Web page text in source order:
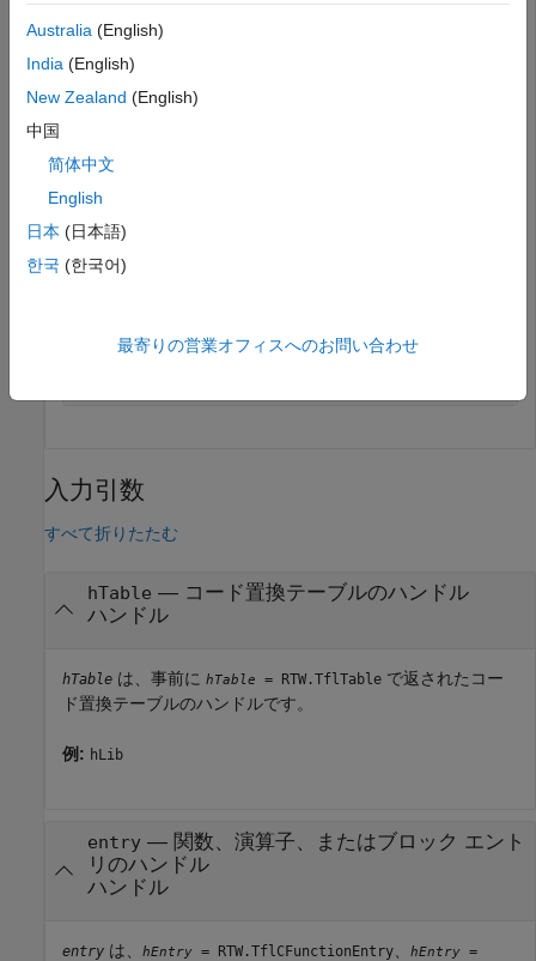
'RoundingModes'
'ImplementationName'
'ImplementationHeaderFile'
'ImplementationSourceFile'
arg.IOType =
op_entry.addConceptualArg( arg );
arg = hLib.getTflArgFromString(
op_entry.addConceptualArg( arg );
arg = hLib.getTflArgFromString(
op_entry.copyConceptualArgsToImplementation();
入力引数
すべて折りたたむ
hTable — コード置換テーブルのハンドル
ハンドル
hTable は、事前に hTable = RTW.TflTable で返されたコー
ド置換テーブルのハンドルです。
例: hLib
entry— 関数、演算子、またはブロック エント
リのハンドル
ハンドル
entry は、 hEntry = RTW.TflCFunctionEntry hEntry =
Australia (English)
India (English)
New Zealand (English)
中国
简体中文
English
日本 (日本語)
한국 (한국어)
最寄りの営業オフィスへのお問い合わせ